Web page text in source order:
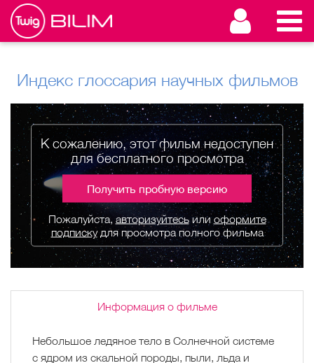
Индекс глоссария научных фильмов
К сожалению, этот фильм недоступен
для бесплатного просмотра
Получить пробную версию
Пожалуйста,авторизуйтесьилиоформите
подпискудля просмотра полного фильма
Информация о фильме
Небольшое ледяное тело в Солнечной системе
с ядром из скальной породы, пыли, льда и